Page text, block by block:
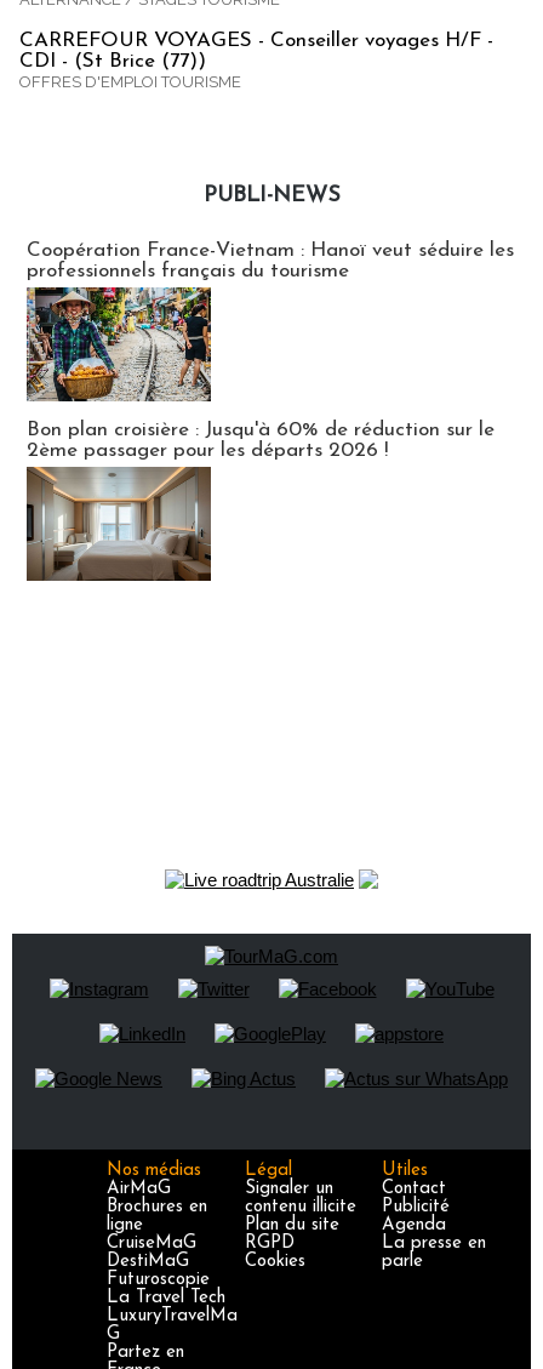
CARREFOUR VOYAGES - Conseiller voyages H/F -
CDI - (St Brice (77))
OFFRES D'EMPLOI TOURISME
PUBLI-NEWS
Coopération France-Vietnam : Hanoï veut séduire les
professionnels français du tourisme
Bon plan croisière : Jusqu'à 60% de réduction sur le
2ème passager pour les départs 2026 !
Nos médias
AirMaG
Brochures en
ligne
CruiseMaG
DestiMaG
Futuroscopie
La Travel Tech
LuxuryTravelMa
G
Partez en
Légal
Signaler un
contenu illicite
Plan du site
RGPD
Cookies
Utiles
Contact
Publicité
Agenda
La presse en
parle